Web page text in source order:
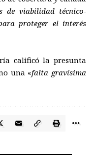
de viabilidad técnico-
proteger el interés
calificó la presunta
una «falta gravísima